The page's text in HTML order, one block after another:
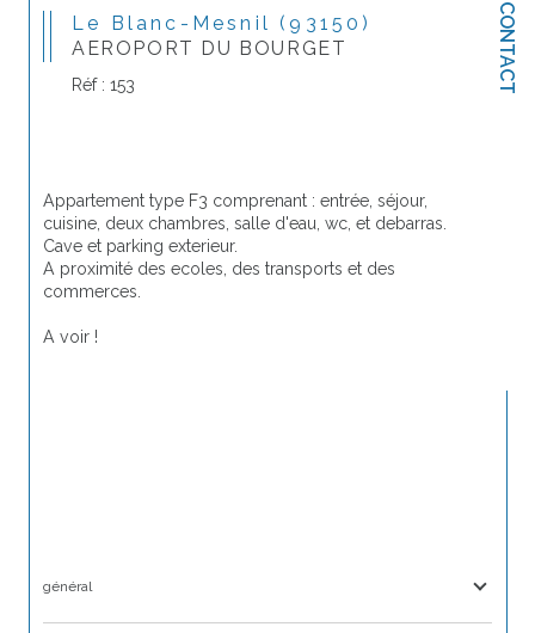
CONTACT
Le Blanc-Mesnil (93150)
AEROPORT DU BOURGET
Réf : 153
Appartement type F3 comprenant : entrée, séjour,
cuisine, deux chambres, salle d'eau, wc, et debarras.
Cave et parking exterieur.
A proximité des ecoles, des transports et des
commerces.
A voir !
général